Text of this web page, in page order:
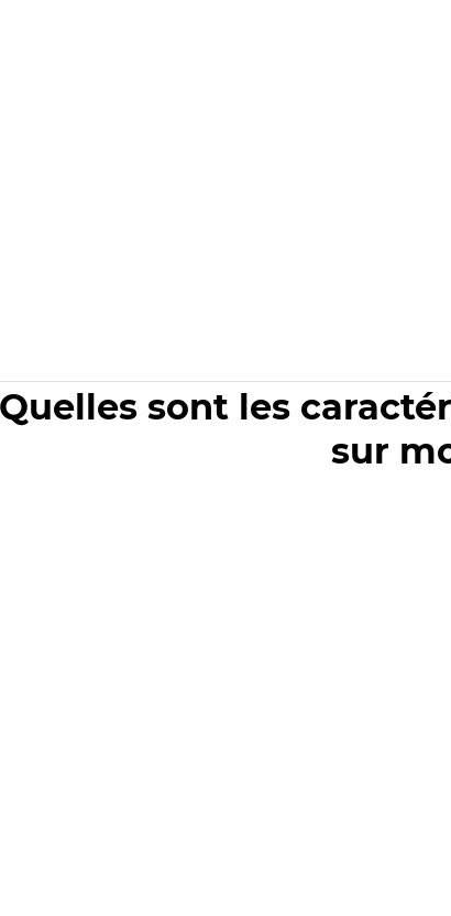
Quelles sont les
sur